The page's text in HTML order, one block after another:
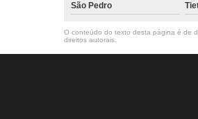
São Pedro
O conteúdo do texto desta página é de
direitos autorais